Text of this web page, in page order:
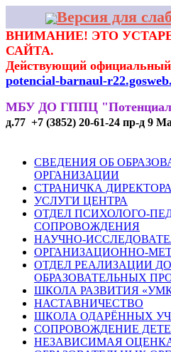
Версия для
ВНИМАНИЕ! ЭТО
САЙТА.
Действующий официальный
potencial-barnaul-
МБУ ДО ГППЦ
д.77 +7 (3852) 20-61-24 пр-д 9
СВЕДЕНИЯ ОБ
ОРГАНИЗАЦИИ
СТРАНИЧКА ДИРЕКТОРА
УСЛУГИ ЦЕНТРА
ОТДЕЛ ПСИХОЛОГО-
СОПРОВОЖДЕНИЯ
НАУЧНО-
ОРГАНИЗАЦИОННО-
ОТДЕЛ РЕАЛИЗАЦИИ
ОБРАЗОВАТЕЛЬНЫХ
ШКОЛА РАЗВИТИЯ
НАСТАВНИЧЕСТВО
ШКОЛА ОДАРЁННЫХ
СОПРОВОЖДЕНИЕ
НЕЗАВИСИМАЯ